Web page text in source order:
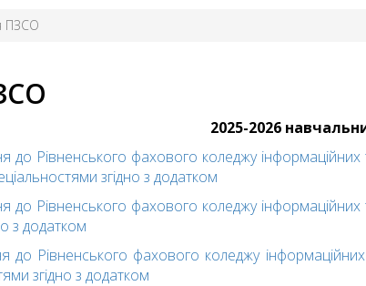
ПЗСО
2025-2026
Piвнeнcького фaxoвого кoлeджу
згiднo з дoдaткoм
Piвнeнcького фaxoвого кoлeджу
з дoдaткoм
Piвнeнcького фaxoвого кoлeджу
згiднo з дoдaткoм